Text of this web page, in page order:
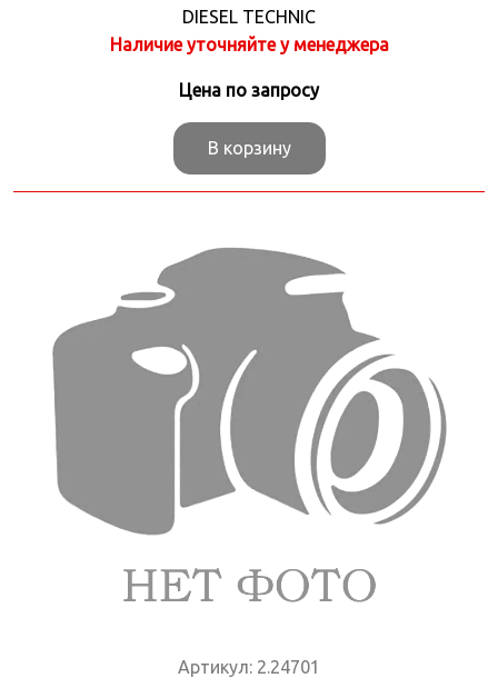
DIESEL TECHNIC
Наличие уточняйте у менеджера
Цена по запросу
В корзину
Артикул: 2.24701